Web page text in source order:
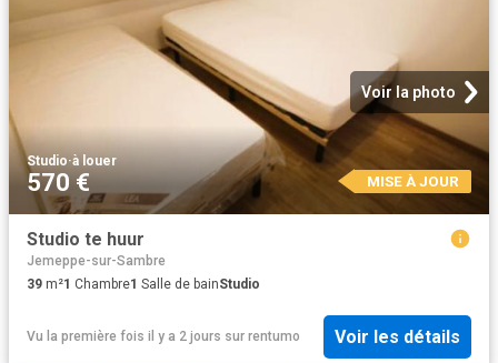
Voir la photo
Studio·à louer
570 € MISE À JOUR
Studio te huur
Jemeppe-sur-Sambre
39 m²1 Chambre1 Salle de bainStudio
Vu la première fois il y a 2 jours sur rentumo Voir les détails